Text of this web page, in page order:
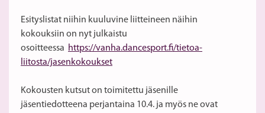
Esityslistat niihin kuuluvine liitteineen näihin
kokouksiin on nyt julkaistu
osoitteessa https://vanha.dancesport.fi/tietoa-
liitosta/jasenkokoukset
Kokousten kutsut on toimitettu jäsenille
jäsentiedotteena perjantaina 10.4. ja myös ne ovat